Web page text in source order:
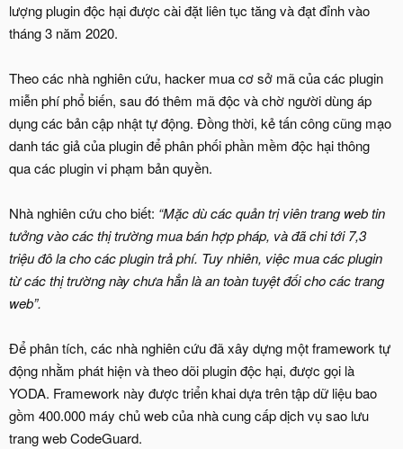
lượng plugin độc hại được cài đặt liên tục tăng và đạt đỉnh vào
tháng 3 năm 2020.
Theo các nhà nghiên cứu, hacker mua cơ sở mã của các plugin
miễn phí phổ biến, sau đó thêm mã độc và chờ người dùng áp
dụng các bản cập nhật tự động. Đồng thời, kẻ tấn công cũng mạo
danh tác giả của plugin để phân phối phần mềm độc hại thông
qua các plugin vi phạm bản quyền.
Nhà nghiên cứu cho biết: “Mặc dù các quản trị viên trang web tin
tưởng vào các thị trường mua bán hợp pháp, vàđã chi tới 7,3
triệu đô la cho các plugin trả phí. Tuy nhiên, việc mua các plugin
từ các thị trường này chưa hẳn là an toàn tuyệt đối cho các trang
web”.
Để phân tích, các nhà nghiên cứu đã xây dựng một framework tự
động nhằm phát hiện và theo dõi plugin độc hại, được gọi là
YODA. Framework này được triển khai dựa trên tập dữ liệu bao
gồm 400.000 máy chủ web của nhà cung cấp dịch vụ sao lưu
trang web CodeGuard.